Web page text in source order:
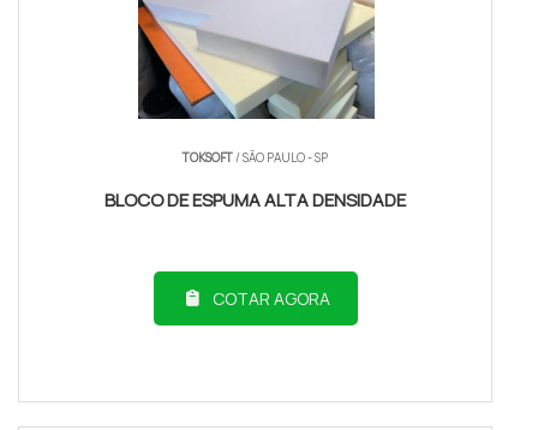
TOKSOFT/ SÃO PAULO - SP
BLOCO DE ESPUMA ALTA DENSIDADE
COTAR AGORA